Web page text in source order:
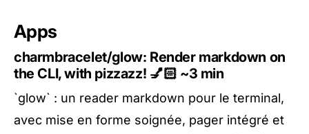
Apps
charmbracelet/glow: Render markdown on
the CLI, with pizzazz! 💅🏻 ~3 min
`glow` : un reader markdown pour le terminal,
avec mise en forme soignée, pager intégré et